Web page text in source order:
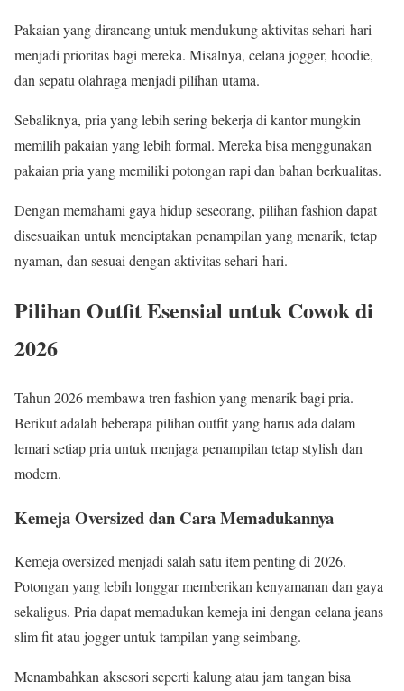
Pakaian yang dirancang untuk mendukung aktivitas sehari-hari
menjadi prioritas bagi mereka. Misalnya, celana jogger, hoodie,
dan sepatu olahraga menjadi pilihan utama.
Sebaliknya, pria yang lebih sering bekerja di kantor mungkin
memilih pakaian yang lebih formal. Mereka bisa menggunakan
pakaian pria yang memiliki potongan rapi dan bahan berkualitas.
Dengan memahami gaya hidup seseorang, pilihan fashion dapat
disesuaikan untuk menciptakan penampilan yang menarik, tetap
nyaman, dan sesuai dengan aktivitas sehari-hari.
Pilihan Outfit Esensial untuk Cowok di
2026
Tahun 2026 membawa tren fashion yang menarik bagi pria.
Berikut adalah beberapa pilihan outfit yang harus ada dalam
lemari setiap pria untuk menjaga penampilan tetap stylish dan
modern.
Kemeja Oversized dan Cara Memadukannya
Kemeja oversized menjadi salah satu item penting di 2026.
Potongan yang lebih longgar memberikan kenyamanan dan gaya
sekaligus. Pria dapat memadukan kemeja ini dengan celana jeans
slim fit atau jogger untuk tampilan yang seimbang.
Menambahkan aksesori seperti kalung atau jam tangan bisa